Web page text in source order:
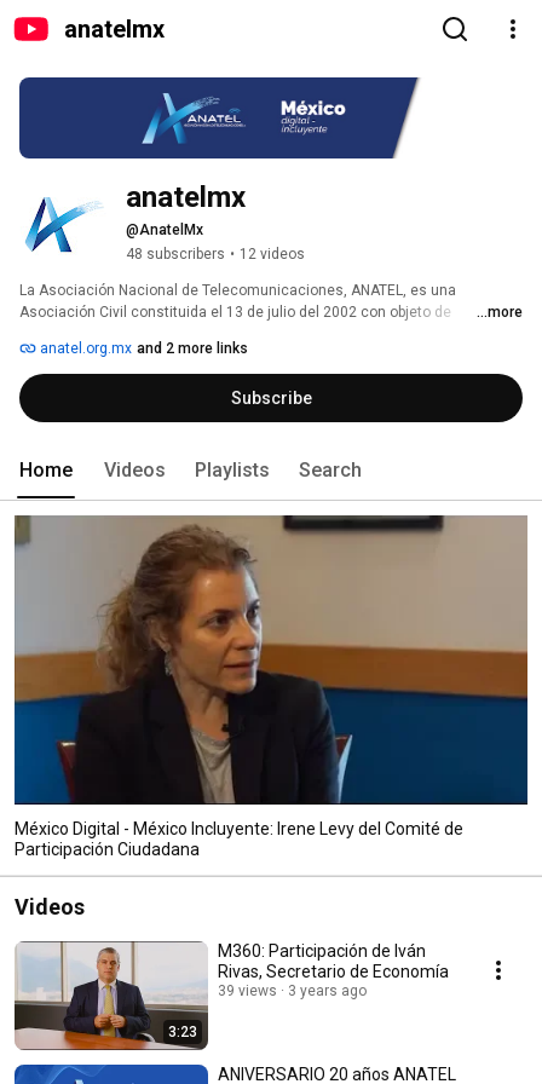
anatelmx
anatelmx
@AnatelMx
48 subscribers • 12 videos
La Asociación Nacional de Telecomunicaciones, ANATEL, es una
Asociación Civil constituida el 13 de julio del 2002 con objeto de
Internet, a los fabricantes de redes y equipos móviles líderes en la
industria, distribuidores, integradores, consultores, organismos de
certificación, laboratorios de pruebas, y otras unidades de la cadena
productiva.
...more
anatel.org.mx and 2 more links
Subscribe
Home Videos Playlists Search
México Digital - México Incluyente: Irene Levy del Comité de
Participación Ciudadana
Videos
3:23
M360: Participación de Iván
Rivas, Secretario de Economía
39 views 3 years ago
ANIVERSARIO 20 años ANATEL